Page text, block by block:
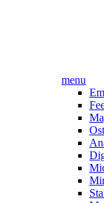
menu